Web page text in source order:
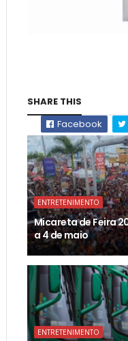
SHARE THIS
Facebook
ENTRETENIMENTO
Micareta de Feira
a 4 de maio
ENTRETENIMENTO